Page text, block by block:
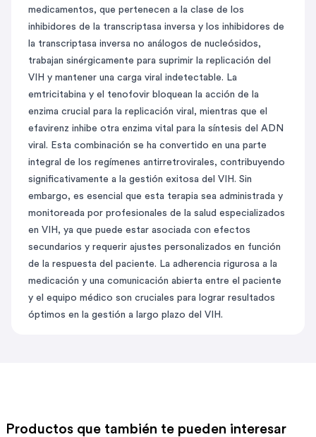
medicamentos, que pertenecen a la clase de los
inhibidores de la transcriptasa inversa y los inhibidores de
la transcriptasa inversa no análogos de nucleósidos,
trabajan sinérgicamente para suprimir la replicación del
VIH y mantener una carga viral indetectable. La
emtricitabina y el tenofovir bloquean la acción de la
enzima crucial para la replicación viral, mientras que el
efavirenz inhibe otra enzima vital para la síntesis del ADN
viral. Esta combinación se ha convertido en una parte
integral de los regímenes antirretrovirales, contribuyendo
significativamente a la gestión exitosa del VIH. Sin
embargo, es esencial que esta terapia sea administrada y
monitoreada por profesionales de la salud especializados
en VIH, ya que puede estar asociada con efectos
secundarios y requerir ajustes personalizados en función
de la respuesta del paciente. La adherencia rigurosa a la
medicación y una comunicación abierta entre el paciente
y el equipo médico son cruciales para lograr resultados
óptimos en la gestión a largo plazo del VIH.
Productos que también te pueden interesar